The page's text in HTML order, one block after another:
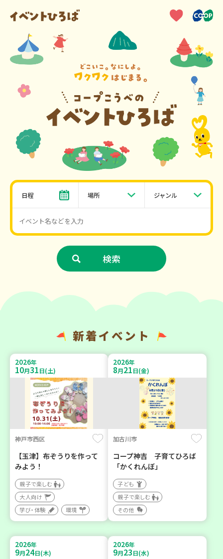
日程 場所 ジャンル
新着イベント
2026年
10月31日(土)
神戸市西区
【玉津】布ぞうりを作って
みよう！
親子で楽しむ
大人向け
学び・体験
環境
2026年
8月21日(金)
加古川市
コープ神吉 子育てひろば
「かくれんぼ」
子ども
親子で楽しむ
その他
2026年
9月24日(木)
2026年
9月23日(水)